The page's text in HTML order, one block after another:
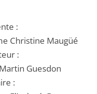
:
Christine Maugüé
:
Guesdon
: